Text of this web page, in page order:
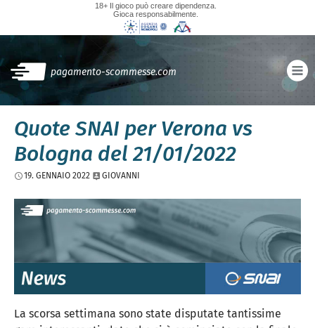
18+ Il gioco può creare dipendenza.
Gioca responsabilmente.
pagamento-scommesse.com
Quote SNAI per Verona vs
Bologna del 21/01/2022
19. GENNAIO 2022 GIOVANNI
La scorsa settimana sono state disputate tantissime